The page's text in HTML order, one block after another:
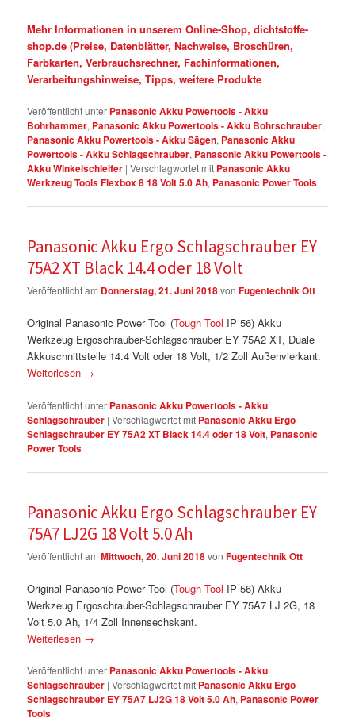
Mehr Informationen in unserem Online-Shop, dichtstoffe-
shop.de (Preise, Datenblätter, Nachweise, Broschüren,
Farbkarten, Verbrauchsrechner, Fachinformationen,
Verarbeitungshinweise, Tipps, weitere Produkte
Veröffentlicht unter Panasonic Akku Powertools - Akku
Bohrhammer, Panasonic Akku Powertools - Akku Bohrschrauber,
Panasonic Akku Powertools - Akku Sägen, Panasonic Akku
Powertools - Akku Schlagschrauber, Panasonic Akku Powertools -
Akku Winkelschleifer |Verschlagwortet mit Panasonic Akku
Werkzeug Tools Flexbox 8 18 Volt 5.0 Ah, Panasonic Power Tools
Panasonic Akku Ergo Schlagschrauber EY
75A2 XT Black 14.4 oder 18 Volt
Veröffentlicht am Donnerstag, 21. Juni 2018vonFugentechnik Ott
Original Panasonic Power Tool (Tough Tool IP 56) Akku
Werkzeug Ergoschrauber-Schlagschrauber EY 75A2 XT, Duale
Akkuschnittstelle 14.4 Volt oder 18 Volt, 1/2 Zoll Außenvierkant.
Weiterlesen →
Veröffentlicht unter Panasonic Akku Powertools - Akku
Schlagschrauber |Verschlagwortet mit Panasonic Akku Ergo
Schlagschrauber EY 75A2 XT Black 14.4 oder 18 Volt, Panasonic
Power Tools
Panasonic Akku Ergo Schlagschrauber EY
75A7 LJ2G 18 Volt 5.0 Ah
Veröffentlicht amMittwoch, 20. Juni 2018vonFugentechnik Ott
Original Panasonic Power Tool (Tough Tool IP 56) Akku
Werkzeug Ergoschrauber-Schlagschrauber EY 75A7 LJ 2G, 18
Volt 5.0 Ah, 1/4 Zoll Innensechskant.
Weiterlesen →
Veröffentlicht unter Panasonic Akku Powertools - Akku
Schlagschrauber |Verschlagwortet mit Panasonic Akku Ergo
Schlagschrauber EY 75A7 LJ2G 18 Volt 5.0 Ah, Panasonic Power
Tools